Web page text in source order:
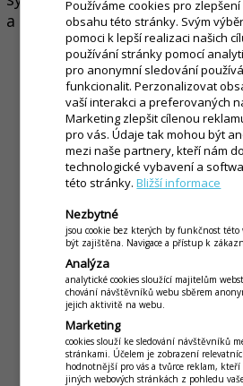
a potvrzení.
Používáme cookies pro
obsahu této stránky. Svým
pomoci k lepší realizaci našich
používání stránky pomocí
pro anonymní sledování
funkcionalit. Perzonalizovat
vaší interakci a preferovaných
Marketing zlepšit cílenou
pro vás. Údaje tak mohou být
mezi naše partnery, kteří nám
technologické vybavení a
této stránky.Bližší informace
Nezbytné
jsou cookie bez kterých by funkčnost
být zajištěna. Navigace a přístup k
Analýza
analytické cookies sloužící majitelům
chování návštěvníků webu sběrem
jejich aktivitě na webu.
Marketing
cookies slouží ke sledování návštěvníků
stránkami. Účelem je zobrazení
hodnotnější pro vás a tvůrce reklam,
jiných webových stránkách z pohledu